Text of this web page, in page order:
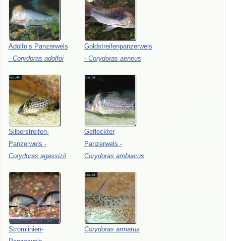
Adolfo’s Panzerwels
- Corydoras adolfoi
Goldstreifenpanzerwels
- Corydoras aeneus
Silberstreifen-
Panzerwels -
Corydoras agassizii
Gefleckter
Panzerwels -
Corydoras ambiacus
Stromlinien-
Corydoras armatus